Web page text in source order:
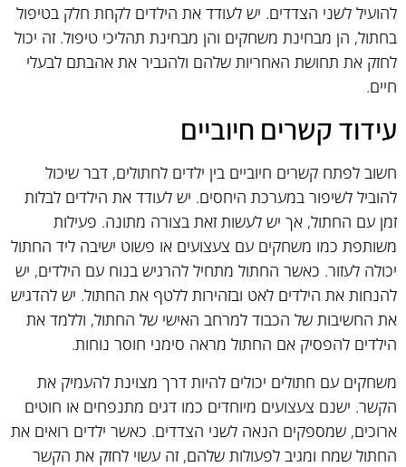
להועיל לשני הצדדים. יש לעודד את הילדים לקחת חלק בטיפול
בחתול, הן מבחינת משחקים והן מבחינת תהליכי טיפול. זה יכול
לחזק את תחושת האחריות שלהם ולהגביר את אהבתם לבעלי
חיים.
עידוד קשרים חיוביים
חשוב לפתח קשרים חיוביים בין ילדים לחתולים, דבר שיכול
להוביל לשיפור במערכת היחסים. יש לעודד את הילדים לבלות
זמן עם החתול, אך יש לעשות זאת בצורה מתונה. פעילות
משותפת כמו משחקים עם צעצועים או פשוט ישיבה ליד החתול
יכולה לעזור. כאשר החתול מתחיל להרגיש בנוח עם הילדים, יש
להנחות את הילדים לאט ובזהירות ללטף את החתול. יש להדגיש
את החשיבות של הכבוד למרחב האישי של החתול, וללמד את
הילדים להפסיק אם החתול מראה סימני חוסר נוחות.
משחקים עם חתולים יכולים להיות דרך מצוינת להעמיק את
הקשר. ישנם צעצועים מיוחדים כמו דגים מתנפחים או חוטים
ארוכים, שמספקים הנאה לשני הצדדים. כאשר ילדים רואים את
החתול שמח ומגיב לפעולות שלהם, זה עשוי לחזק את הקשר